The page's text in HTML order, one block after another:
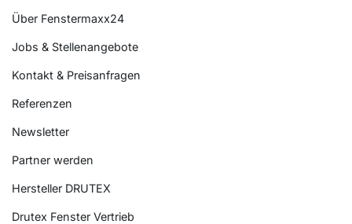
Über Fenstermaxx24
Jobs & Stellenangebote
Kontakt & Preisanfragen
Referenzen
Newsletter
Partner werden
Hersteller DRUTEX
Drutex Fenster Vertrieb